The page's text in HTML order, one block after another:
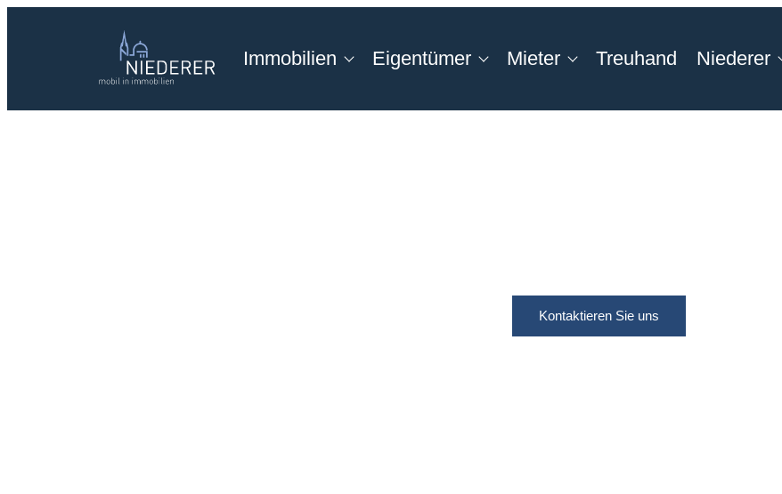
Immobilien Eigentümer Mieter Treuhand Niederer
Kontaktieren Sie uns